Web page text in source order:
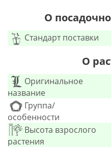
О
Стандарт поставки
О
Оригинальное
название
Группа/
особенности
Высота взрослого
растения